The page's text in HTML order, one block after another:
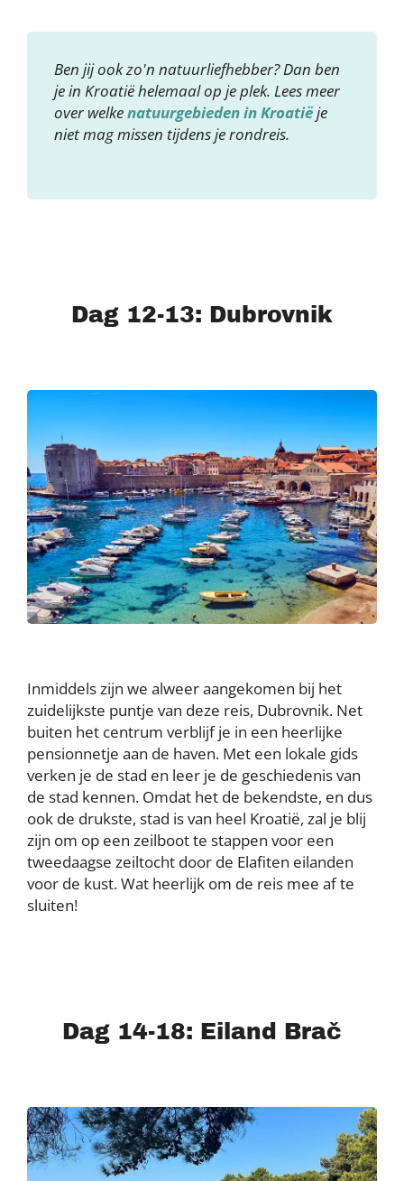
Ben jij ook zo'n natuurliefhebber? Dan ben
je in Kroatië helemaal op je plek. Lees meer
over welkenatuurgebieden in Kroatiëje
niet mag missen tijdens je rondreis.
Dag 12-13: Dubrovnik
Inmiddels zijn we alweer aangekomen bij het
zuidelijkste puntje van deze reis, Dubrovnik. Net
buiten het centrum verblijf je in een heerlijke
pensionnetje aan de haven. Met een lokale gids
verken je de stad en leer je de geschiedenis van
de stad kennen. Omdat het de bekendste, en dus
ook de drukste, stad is van heel Kroatië, zal je blij
zijn om op een zeilboot te stappen voor een
tweedaagse zeiltocht door de Elafiten eilanden
voor de kust. Wat heerlijk om de reis mee af te
sluiten!
Dag 14-18: Eiland Brač